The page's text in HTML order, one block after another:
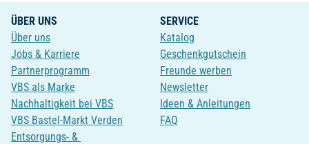
ÜBER UNS
Über uns
Jobs & Karriere
Partnerprogramm
VBS als Marke
Nachhaltigkeit bei VBS
VBS Bastel-Markt Verden
Entsorgungs- &
SERVICE
Katalog
Geschenkgutschein
Freunde werben
Newsletter
Ideen & Anleitungen
FAQ